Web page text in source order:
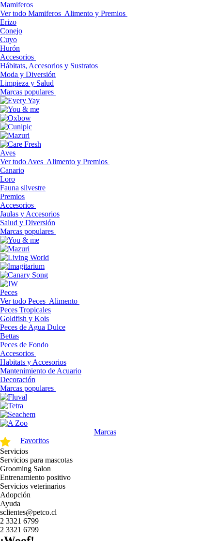
Mamiferos
Ver todo Mamiferos Alimento y Premios
Erizo
Conejo
Cuyo
Hurón
Accesorios
Hábitats, Accesorios y Sustratos
Moda y Diversión
Limpieza y Salud
Marcas populares
Aves
Ver todo Aves Alimento y Premios
Canario
Loro
Fauna silvestre
Premios
Accesorios
Jaulas y Accesorios
Salud y Diversión
Marcas populares
Peces
Ver todo Peces Alimento
Peces Tropicales
Goldfish y Kois
Peces de Agua Dulce
Bettas
Peces de Fondo
Accesorios
Habitats y Accesorios
Mantenimiento de Acuario
Decoración
Marcas populares
Marcas
Favoritos
Servicios
Servicios para mascotas
Grooming Salon
Entrenamiento positivo
Servicios veterinarios
Adopción
Ayuda
sclientes@petco.cl
2 3321 6799
2 3321 6799